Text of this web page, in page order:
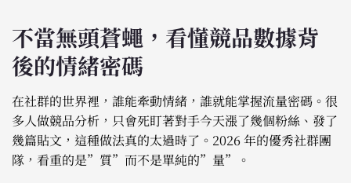
不當無頭蒼蠅，看懂競品數據背
後的情緒密碼
在社群的世界裡，誰能牽動情緒，誰就能掌握流量密碼。很
多人做競品分析，只會死盯著對手今天漲了幾個粉絲、發了
幾篇貼文，這種做法真的太過時了。2026 年的優秀社群團
隊，看重的是”質”而不是單純的”量”。